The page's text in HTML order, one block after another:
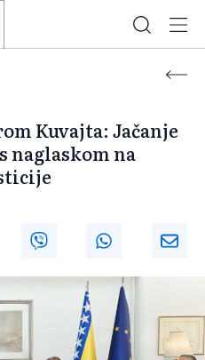
Kuvajta: Jačanje
naglaskom na